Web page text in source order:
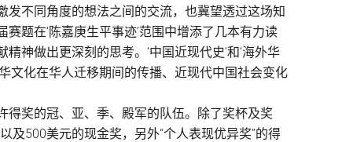
不同角度的想法之间的交流，也冀望透过这场知
题在‘陈嘉庚生平事迹’范围中增添了几本有力读
神做出更深刻的思考。‘中国近现代史’和‘海外华
文化在华人迁移期间的传播、近现代中国社会变化
奖的冠、亚、季、殿军的队伍。除了奖杯及奖
及500美元的现金奖，另外“个人表现优异奖”的得